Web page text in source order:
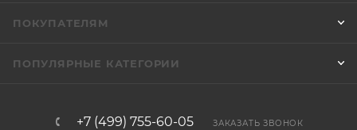
ПОКУПАТЕЛЯМ
ПОПУЛЯРНЫЕ КАТЕГОРИИ
+7 (499) 755-60-05 ЗАКАЗАТЬ ЗВОНОК